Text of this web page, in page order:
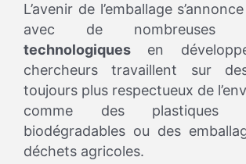
L’avenir de l’emballage
avec de nombreuses
technologiques en
chercheurs travaillent sur
toujours plus respectueux de
comme des plastiques
biodégradables ou des
déchets agricoles.